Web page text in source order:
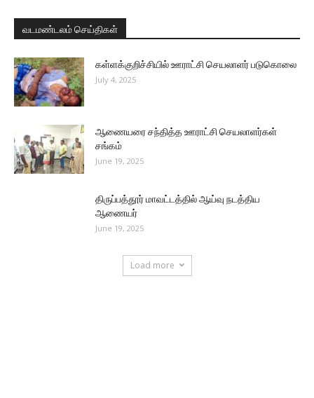
வடமண்டலம் செய்திகள்
கள்ளக்குறிச்சியில் ஊராட்சி செயலாளர் படுகொலை
July 4, 2025
ஆணையரை சந்தித்த ஊராட்சி செயலாளர்கள்
சங்கம்
June 19, 2025
திருப்பத்தூர் மாவட்டத்தில் ஆய்வு நடத்திய
ஆணையர்
June 19, 2025
Load more